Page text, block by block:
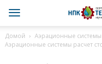
Домой Аэрационные системы
Аэрационные системы расчет